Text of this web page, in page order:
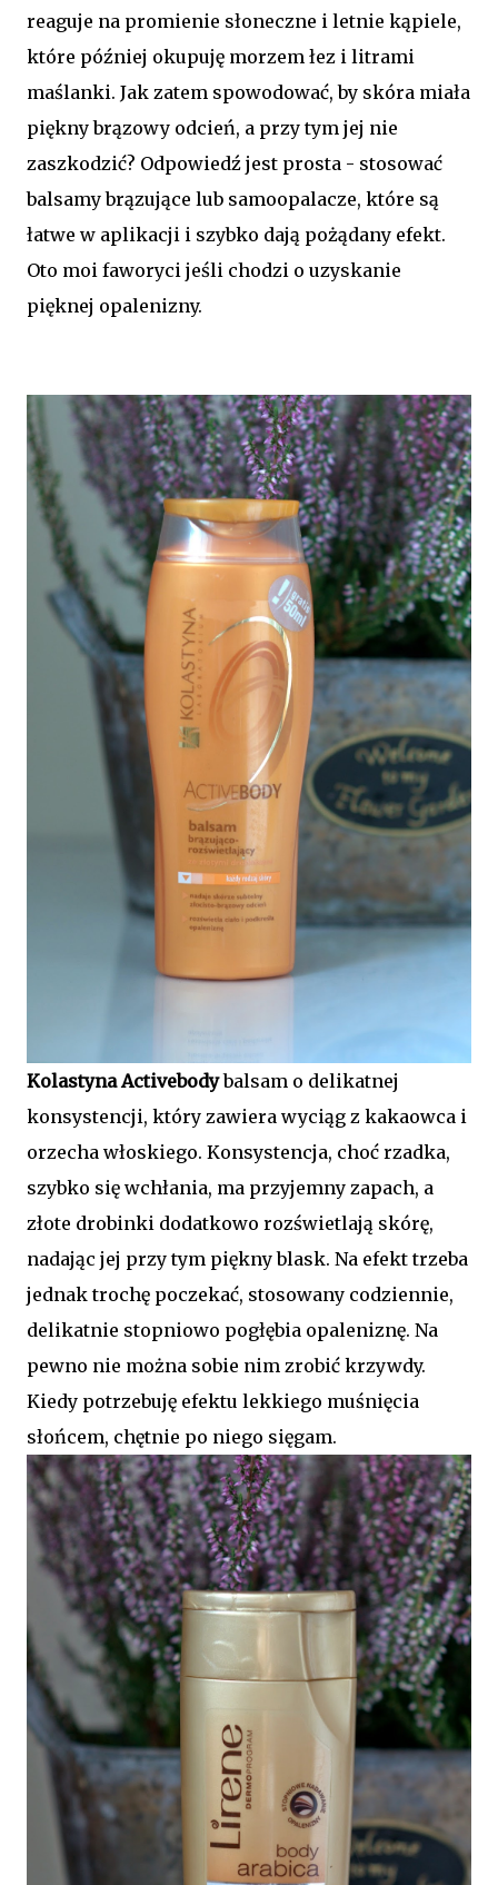
reaguje na promienie słoneczne i letnie kąpiele,
które później okupuję morzem łez i litrami
maślanki. Jak zatem spowodować, by skóra miała
piękny brązowy odcień, a przy tym jej nie
zaszkodzić? Odpowiedź jest prosta - stosować
balsamy brązujące lub samoopalacze, które są
łatwe w aplikacji i szybko dają pożądany efekt.
Oto moi faworyci jeśli chodzi o uzyskanie
pięknej opalenizny.
Kolastyna Activebodybalsam o delikatnej
konsystencji, który zawiera wyciąg z kakaowca i
orzecha włoskiego. Konsystencja, choć rzadka,
szybko się wchłania, ma przyjemny zapach, a
złote drobinki dodatkowo rozświetlają skórę,
nadając jej przy tym piękny blask. Na efekt trzeba
jednak trochę poczekać, stosowany codziennie,
delikatnie stopniowo pogłębia opaleniznę. Na
pewno nie można sobie nim zrobić krzywdy.
Kiedy potrzebuję efektu lekkiego muśnięcia
słońcem, chętnie po niego sięgam.